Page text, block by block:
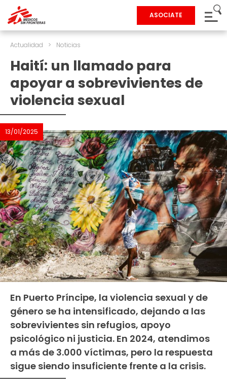
ASOCIATE
Actualidad > Noticias
Haití: un llamado para
apoyar a sobrevivientes de
violencia sexual
13/01/2025
En Puerto Príncipe, la violencia sexual y de
género se ha intensificado, dejando a las
sobrevivientes sin refugios, apoyo
psicológico ni justicia. En 2024, atendimos
a más de 3.000 víctimas, pero la respuesta
sigue siendo insuficiente frente a la crisis.